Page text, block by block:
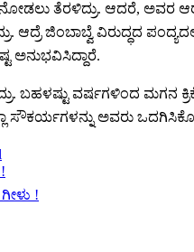
ನೋಡಲು ತೆರಳಿದ್ರು. ಆದರೆ,
ಜಿಂಬಾಬ್ವೆ ವಿರುದ್ಧದ
ಅನುಭವಿಸಿದ್ದಾರೆ.
ಬಹಳಷ್ಟು ವರ್ಷಗಳಿಂದ
ಸೌಕರ್ಯಗಳನ್ನು ಅವರು
!